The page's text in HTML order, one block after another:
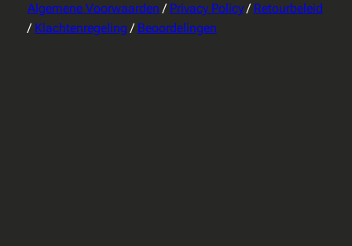
Algemene Voorwaarden / Privacy Policy/ Retourbeleid
/ Klachtenregeling / Beoordelingen